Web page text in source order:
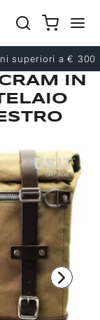
superiori a € 300
Precedente
Successivo
IN